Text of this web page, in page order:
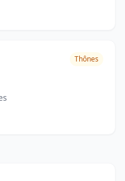
Thônes